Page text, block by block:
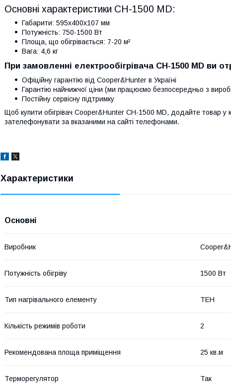
Основні характеристики CH-1500 MD:
Габарити: 595х400х107 мм
Потужність: 750-1500 Вт
Площа, що обігрівається: 7-20 м²
Вага: 4,6 кг
При замовленні електрообігрівача CH-1500 MD ви
Офіційну гарантію від Cooper&Hunter в Україні
Гарантію найнижчої ціни (ми працюємо безпосередньо з
Постійну сервісну підтримку
Щоб купити обігрівач Cooper&Hunter CH-1500 MD, додайте товар
зателефонувати за вказаними на сайті телефонами.
Характеристики
Основні
Виробник
Потужність обігріву 1500 Вт
Тип нагрівального елементу ТЕН
Кількість режимів роботи 2
Рекомендована площа приміщення 25 кв.м
Терморегулятор Так